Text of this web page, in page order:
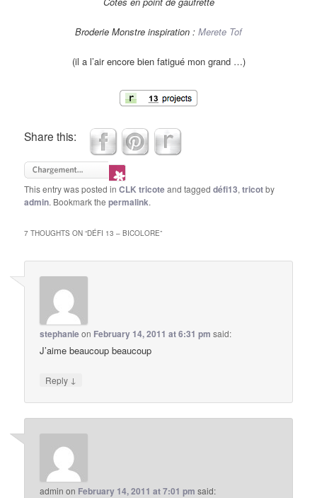
Broderie Monstre inspiration : Merete Tof
(il a l’air encore bien fatigué mon grand …)
Share this:
This entry was posted inCLK tricoteand taggeddéfi13,tricotby
admin. Bookmark thepermalink.
7 THOUGHTS ON “DÉFI 13 – BICOLORE”
stephanieon February 14, 2011 at 6:31 pm said:
J’aime beaucoup beaucoup
Reply ↓
admin on February 14, 2011 at 7:01 pm said: